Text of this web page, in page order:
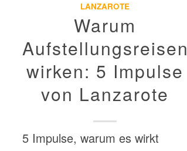
LANZAROTE
Warum
Aufstellungsreisen
wirken: 5 Impulse
von Lanzarote
5 Impulse, warum es wirkt